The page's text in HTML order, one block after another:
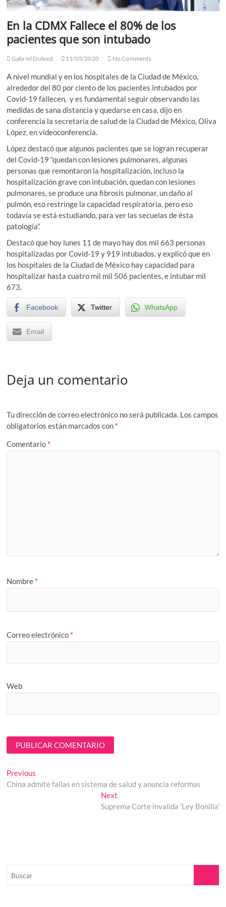
En la CDMX Fallece el 80% de los
pacientes que son intubado
Gabriel Dubost 11/05/2020 No Comments
A nivel mundial y en los hospitales de la Ciudad de México,
alrededor del 80 por ciento de los pacientes intubados por
Covid-19 fallecen, y es fundamental seguir observando las
medidas de sana distancia y quedarse en casa, dijo en
conferencia la secretaria de salud de la Ciudad de México, Oliva
López, en videoconferencia.
López destacó que algunos pacientes que se logran recuperar
del Covid-19 “quedan con lesiones pulmonares, algunas
personas que remontaron la hospitalización, incluso la
hospitalización grave con intubación, quedan con lesiones
pulmonares, se produce una fibrosis pulmonar, un daño al
pulmón, eso restringe la capacidad respiratoria, pero eso
todavía se está estudiando, para ver las secuelas de ésta
patología”.
Destacó que hoy lunes 11 de mayo hay dos mil 663 personas
hospitalizadas por Covid-19 y 919 intubados, y explicó que en
los hospitales de la Ciudad de México hay capacidad para
hospitalizar hasta cuatro mil mil 506 pacientes, e intubar mil
673.
Facebook Twitter WhatsApp
Email
Deja un comentario
Tu dirección de correo electrónico no será publicada. Los campos
obligatorios están marcados con *
Comentario *
Nombre *
Correo electrónico *
Web
Navegación
de
Previous
post:
China admite fallas en sistema de salud y anuncia reformas
NextNext
post:
Suprema Corte invalida ‘Ley Bonilla’